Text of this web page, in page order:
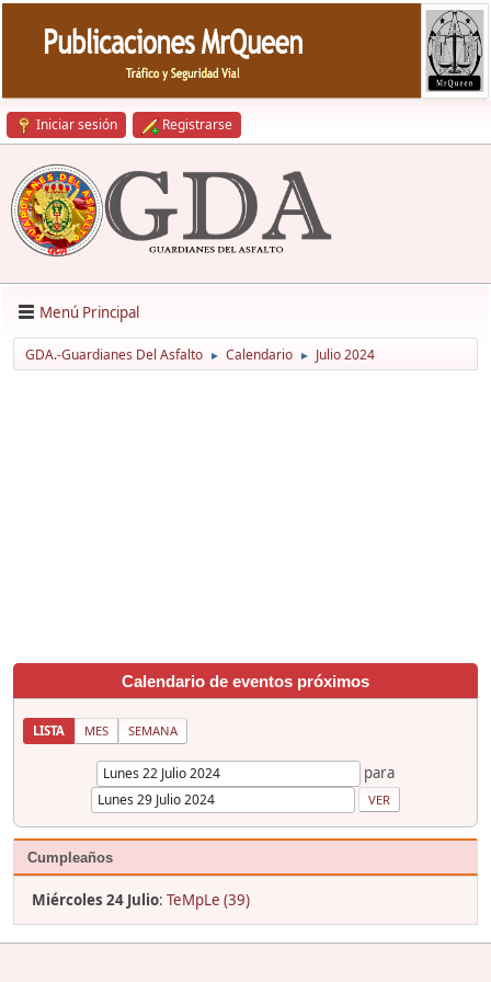
Iniciar sesión Registrarse
Menú Principal
GDA.-Guardianes Del Asfalto ► Calendario ► Julio 2024
Calendario de eventos próximos
LISTA MES SEMANA
para
Cumpleaños
Miércoles 24 Julio: TeMpLe (39)